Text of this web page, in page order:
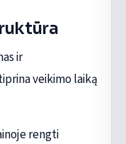
ir
veikimo laiką
rengti